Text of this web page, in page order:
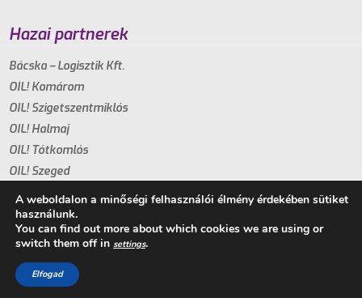
Hazai partnerek
Bácska – Logisztik Kft.
OIL! Komárom
OIL! Szigetszentmiklós
OIL! Halmaj
OIL! Tótkomlós
OIL! Szeged
Copyright 2021. - Minden jog fenntartva
A weboldalon a minőségi felhasználói élmény érdekében sütiket
használunk.
You can find out more about which cookies we are using or
switch them off in settings.
Elfogad